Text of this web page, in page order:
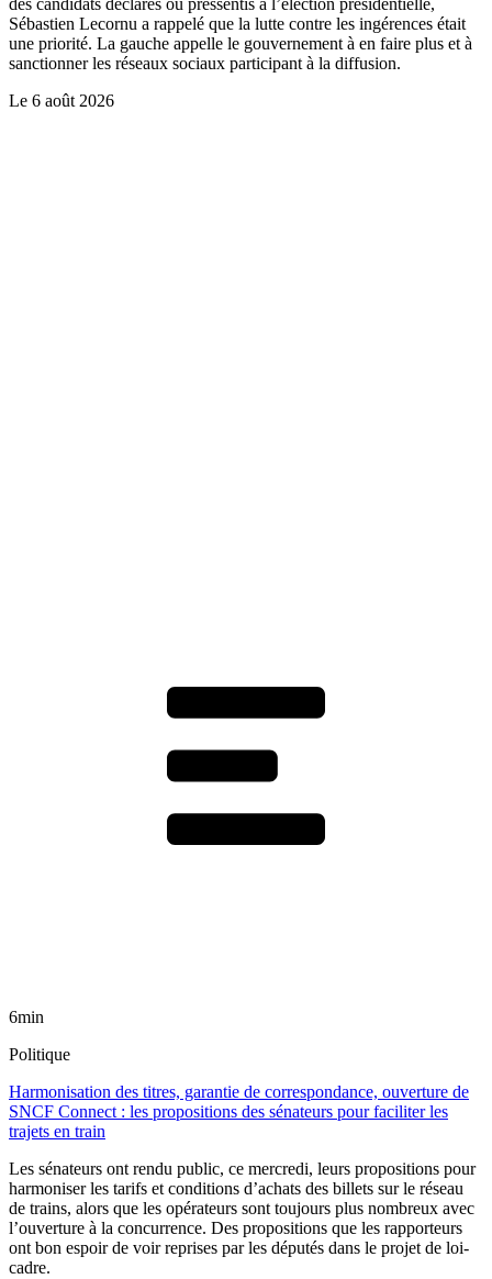
des candidats déclarés ou pressentis à l’élection présidentielle,
Sébastien Lecornu a rappelé que la lutte contre les ingérences était
une priorité. La gauche appelle le gouvernement à en faire plus et à
sanctionner les réseaux sociaux participant à la diffusion.
Le 6 août 2026
6min
Politique
Harmonisation des titres, garantie de correspondance, ouverture de
SNCF Connect : les propositions des sénateurs pour faciliter les
trajets en train
Les sénateurs ont rendu public, ce mercredi, leurs propositions pour
harmoniser les tarifs et conditions d’achats des billets sur le réseau
de trains, alors que les opérateurs sont toujours plus nombreux avec
l’ouverture à la concurrence. Des propositions que les rapporteurs
ont bon espoir de voir reprises par les députés dans le projet de loi-
cadre.